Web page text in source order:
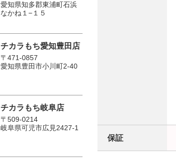
保証
愛知県知多郡東浦町石浜
なかね１−１５
チカラもち愛知豊田店
〒471-0857
愛知県豊田市小川町2‐40
チカラもち岐阜店
〒509-0214
岐阜県可児市広見2427-1